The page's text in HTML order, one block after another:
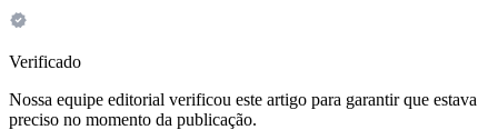
Verificado
Nossa equipe editorial verificou este artigo para garantir que estava
preciso no momento da publicação.